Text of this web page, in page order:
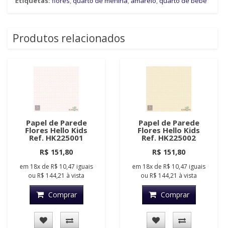
Produtos relacionados
Papel de Parede
Flores Hello Kids
Ref. HK225001
R$ 151,80
em 18x de R$ 10,47 iguais
ou R$ 144,21 à vista
Comprar
Papel de Parede
Flores Hello Kids
Ref. HK225002
R$ 151,80
em 18x de R$ 10,47 iguais
ou R$ 144,21 à vista
Comprar